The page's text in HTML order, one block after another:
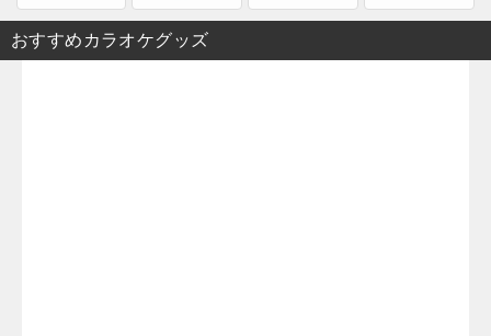
おすすめカラオケグッズ